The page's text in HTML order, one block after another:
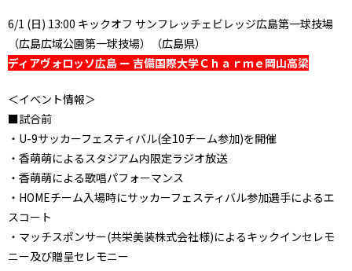
6/1 (日) 13:00 キックオフ サンフレッチェビレッジ広島第一球技場
（広島広域公園第一球技場）（広島県）
ディアヴォロッソ広島 ー 吉備国際大学Ｃｈａｒｍｅ岡山高梁
＜イベント情報＞
■試合前
・U-9サッカーフェスティバル(全10チーム参加)を開催
・香萌萌によるスタジアム内限定ラジオ放送
・香萌萌による歌唱パフォーマンス
・HOMEチーム入場時にサッカーフェスティバル参加選手によるエ
スコート
・マッチスポンサー(共栄美装株式会社様)によるキックインセレモ
ニー及び贈呈セレモニー